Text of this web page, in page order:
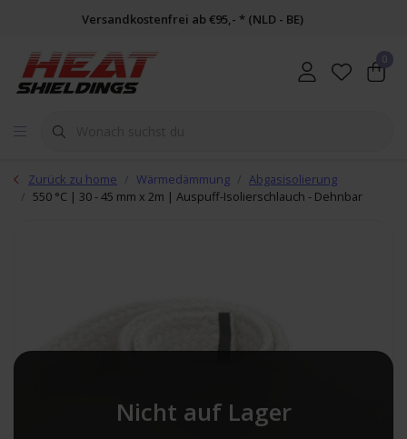
Versandkostenfrei ab €95,- * (NLD - BE)
0
Zurück zu home Wärmedämmung
Abgasisolierung
550 °C | 30 - 45 mm x 2m | Auspuff-Isolierschlauch - Dehnbar
Nicht auf Lager